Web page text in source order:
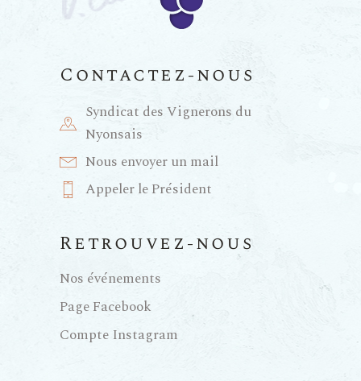
Contactez-nous
Syndicat des Vignerons du
Nyonsais
Nous envoyer un mail
Appeler le Président
Retrouvez-nous
Nos événements
Page Facebook
Compte Instagram